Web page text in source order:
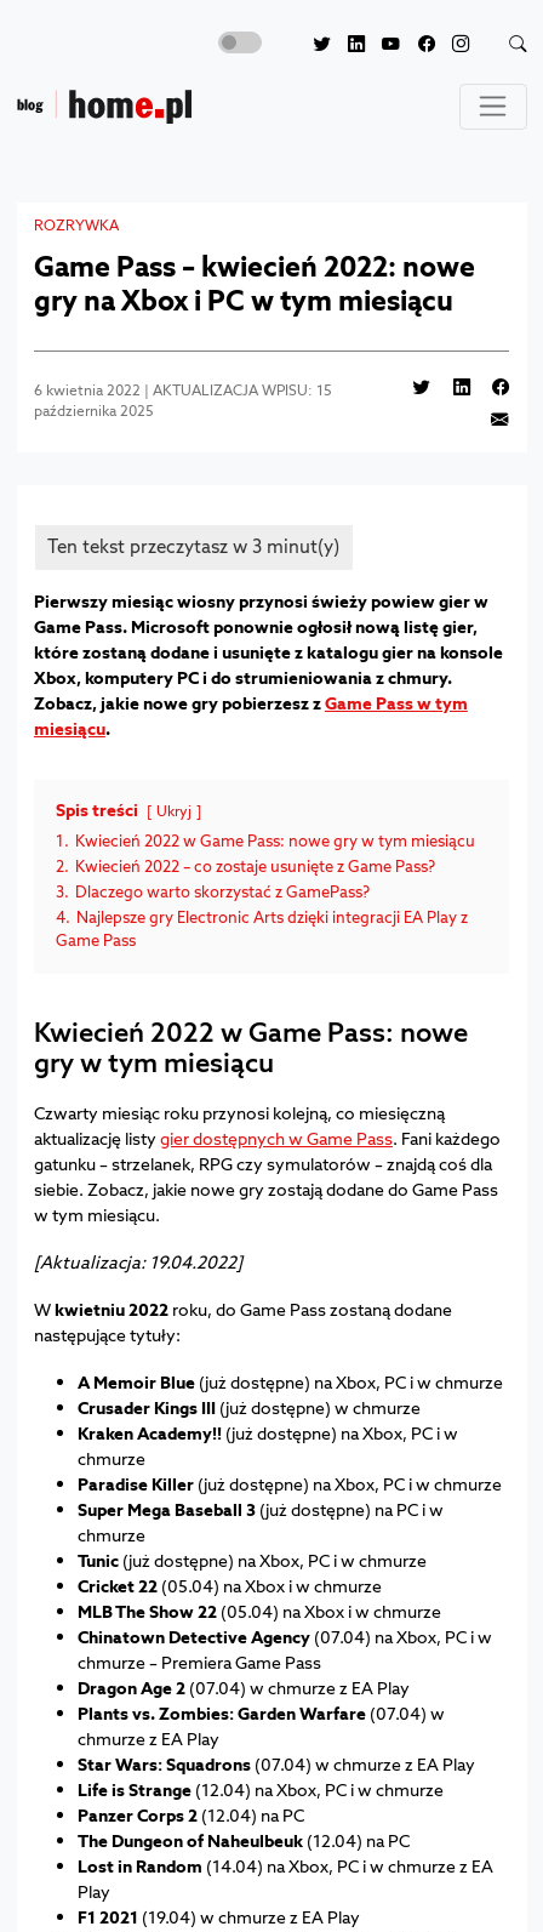
ROZRYWKA
Game Pass – kwiecień 2022: nowe
gry na Xbox i PC w tym miesiącu
6 kwietnia 2022 | AKTUALIZACJA WPISU: 15
października 2025
Pierwszy miesiąc wiosny przynosi świeży powiew gier w
Game Pass. Microsoft ponownie ogłosił nową listę gier,
które zostaną dodane i usunięte z katalogu gier na konsole
Xbox, komputery PC i do strumieniowania z chmury.
Zobacz, jakie nowe gry pobierzesz zGame Pass w tym
miesiącu.
Spis treści Ukryj
1. Kwiecień 2022 w Game Pass: nowe gry w tym miesiącu
2. Kwiecień 2022 – co zostaje usunięte z Game Pass?
3. Dlaczego warto skorzystać z GamePass?
4. Najlepsze gry Electronic Arts dzięki integracji EA Play z
Game Pass
Kwiecień 2022 w Game Pass: nowe
gry w tym miesiącu
Czwarty miesiąc roku przynosi kolejną, co miesięczną
aktualizację listygier dostępnych w Game Pass. Fani każdego
gatunku – strzelanek, RPG czy symulatorów – znajdą coś dla
siebie. Zobacz, jakie nowe gry zostają dodane do Game Pass
w tym miesiącu.
[Aktualizacja: 19.04.2022]
Wkwietniu 2022roku, do Game Pass zostaną dodane
następujące tytuły:
A Memoir Blue(już dostępne) na Xbox, PC i w chmurze
Crusader Kings III(już dostępne) w chmurze
Kraken Academy!!(już dostępne) na Xbox, PC i w
chmurze
Paradise Killer (już dostępne) na Xbox, PC i w chmurze
Super Mega Baseball 3(już dostępne) na PC i w
chmurze
Tunic (już dostępne) na Xbox, PC i w chmurze
Cricket 22(05.04) na Xbox i w chmurze
MLB The Show 22(05.04) na Xbox i w chmurze
Chinatown Detective Agency(07.04) na Xbox, PC i w
chmurze – Premiera Game Pass
Dragon Age 2(07.04) w chmurze z EA Play
Plants vs. Zombies: Garden Warfare(07.04) w
chmurze z EA Play
Star Wars: Squadrons(07.04) w chmurze z EA Play
Life is Strange(12.04) na Xbox, PC i w chmurze
Panzer Corps 2(12.04) na PC
The Dungeon of Naheulbeuk (12.04) na PC
Lost in Random (14.04) na Xbox, PC i w chmurze z EA
Play
F1 2021 (19.04) w chmurze z EA Play